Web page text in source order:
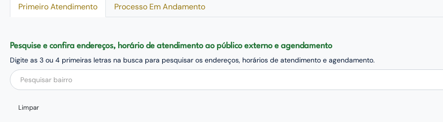
Primeiro Atendimento Processo Em Andamento
Pesquise e confira endereços, horário de atendimento ao público externo e agendamento
Digite as 3 ou 4 primeiras letras na busca para pesquisar os endereços, horários de atendimento e agendamento.
Pesquisar bairro
Limpar